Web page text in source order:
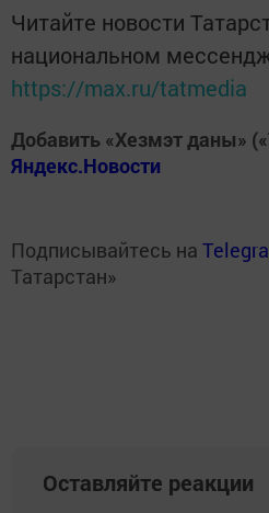
Читайте новости
национальном
https://max.ru/tatmedia
Добавить «Хезмэт даны»
Яндекс.Новости
Подписывайтесь на
Татарстан»
Оставляйте реакции